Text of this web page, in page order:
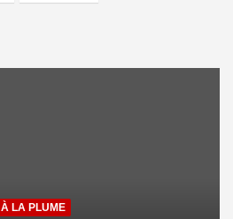
À LA PLUME